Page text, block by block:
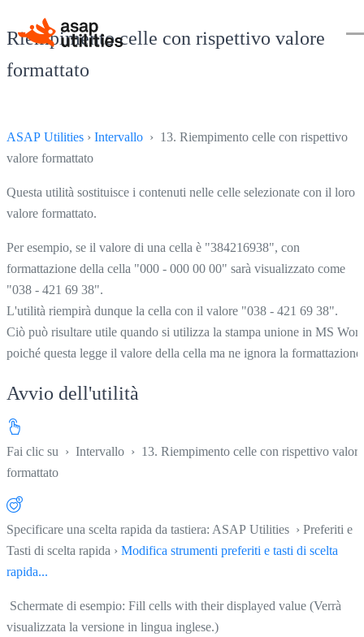
Riempimento celle con rispettivo valore
formattato
ASAP Utilities › Intervallo › 13. Riempimento celle con rispettivo
valore formattato
Questa utilità sostituisce i contenuti nelle celle selezionate con il loro
valore formattato.
Per esempio, se il valore di una cella è "384216938", con
formattazione della cella "000 - 000 00 00" sarà visualizzato come
"038 - 421 69 38".
L'utilità riempirà dunque la cella con il valore "038 - 421 69 38".
Ciò può risultare utile quando si utilizza la stampa unione in MS
poiché questa legge il valore della cella ma ne ignora la formattazione.
Avvio dell'utilità
Fai clic su › Intervallo › 13. Riempimento celle con rispettivo valore
formattato
Specificare una scelta rapida da tastiera: ASAP Utilities › Preferiti e
Tasti di scelta rapida › Modifica strumenti preferiti e tasti di scelta
rapida...
Schermate di esempio: Fill cells with their displayed value (Verrà
visualizzata la versione in lingua inglese.)